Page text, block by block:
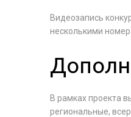
Видеозапись
несколькими
В рамках проекта
региональные,